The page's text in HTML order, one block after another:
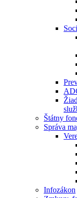
Štátny
Správa
Infozákon